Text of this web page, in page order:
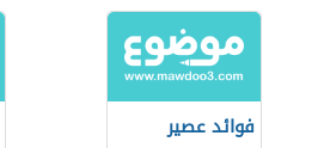
فوائد عصير